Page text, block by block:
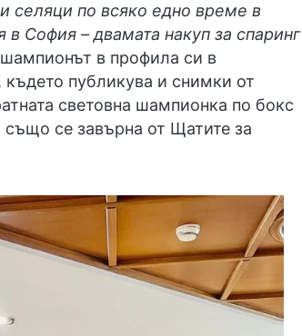
селяци по всяко едно време в
в София – двамата накуп за спаринг
в профила си в
публикува и снимки от
световна шампионка по бокс
също се завърна от Щатите за